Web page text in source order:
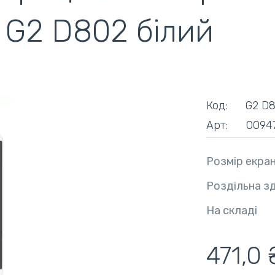
G2 D802 білий
Код:
G2
Арт:
Розмір
Роздільна
На складі
471,0